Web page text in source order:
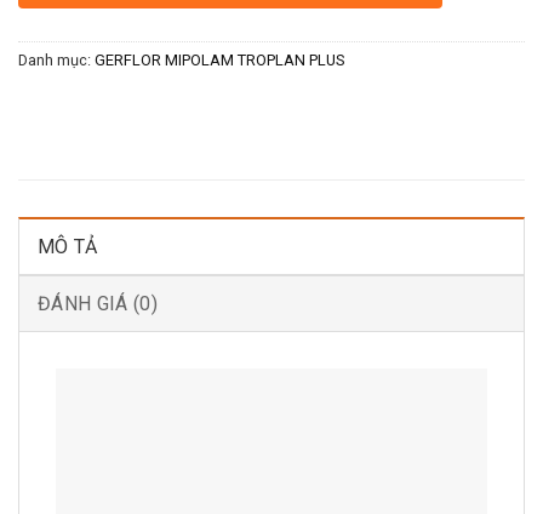
Danh mục: GERFLOR MIPOLAM TROPLAN PLUS
MÔ TẢ
ĐÁNH GIÁ (0)